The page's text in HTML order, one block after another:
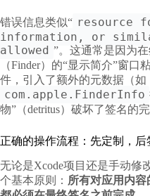
错误信息类似“ resource
information, or
allowed ”。这通常是因为在
（Finder）的“显示简介”窗口
件，引入了额外的元数据（如
com.apple.FinderInfo
物”（detritus）破坏了签名的完
正确的操作流程：先定制，后
无论是Xcode项目还是手动修
个基本原则： 所有对应用内容